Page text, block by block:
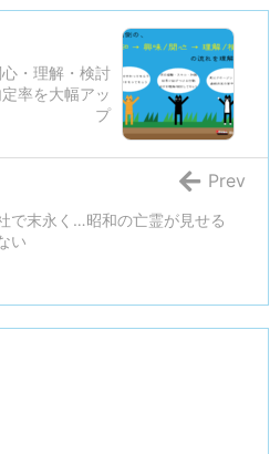
・理解・検討
率を大幅アッ
プ
で末永く…昭和の亡霊が見せる
い
Prev